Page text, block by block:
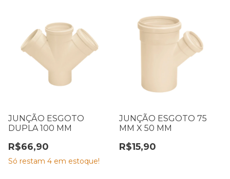
JUNÇÃO ESGOTO
DUPLA 100 MM
R$66,90
Só restam 4 em estoque!
JUNÇÃO ESGOTO 75
MM X 50 MM
R$15,90